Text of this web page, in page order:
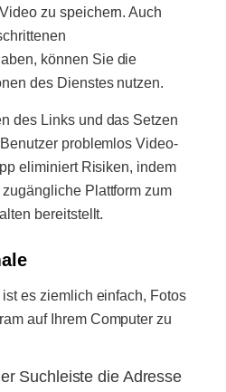
zu speichern. Auch
können Sie die
des Dienstes nutzen.
des Links und das Setzen
problemlos Video-
eliminiert Risiken, indem
Plattform zum
bereitstellt.
es ziemlich einfach, Fotos
auf Ihrem Computer zu
Suchleiste die Adresse